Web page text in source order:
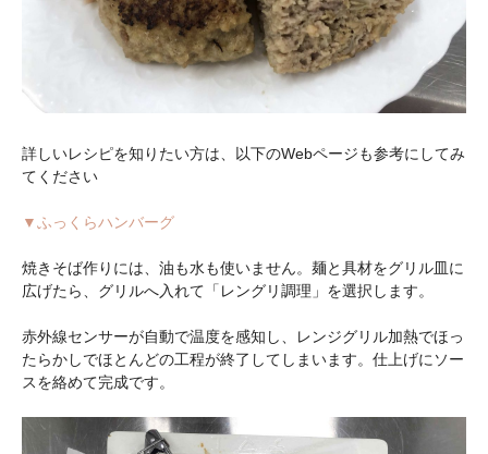
詳しいレシピを知りたい方は、以下のWebページも参考にしてみ
てください
▼ふっくらハンバーグ
焼きそば作りには、油も水も使いません。麺と具材をグリル皿に
広げたら、グリルへ入れて「レングリ調理」を選択します。
赤外線センサーが自動で温度を感知し、レンジグリル加熱でほっ
たらかしでほとんどの工程が終了してしまいます。仕上げにソー
スを絡めて完成です。